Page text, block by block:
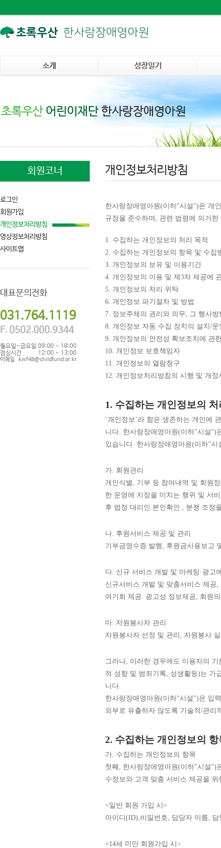
소개 성장일기
회원코너
로그인
회원가입
개인정보처리방침
영상정보처리방침
사이트맵
대표문의전화
031.764.1119
F. 0502.000.9344
월요일~금요일
점심시간
09:00 ~ 18:00
12:00 ~ 13:00
이메일 kwf48@childfund.or.kr
개인정보처리방침
한사랑장애영아원(이하"시설")은 개
규정을 준수하며, 관련 법령에 의거
1. 수집하는 개인정보의 처리 목적
2. 수집하는 개인정보의 항목 및 수집
3. 개인정보의 보유 및 이용기간
4. 개인정보의 이용 및 제3자 제공에
5. 개인정보의 처리 위탁
6. 개인정보 파기절차 및 방법
7. 정보주체의 권리와 의무, 그 행사방
8. 개인정보 자동 수집 장치의 설치/
9. 개인정보의 안전성 확보조치에 관
10. 개인정보 보호책임자
11. 개인정보의 열람청구
12. 개인정보처리방침의 시행 및 개
1. 수집하는 개인정보의
‘개인정보’라 함은 생존하는 개인에
니다. 한사랑장애영아원(이하"시설")
있습니다. 한사랑장애영아원(이하"
가. 회원관리
개인식별, 기부 등 참여내역 및 회원
한 운영에 지장을 미치는 행위 및 서
후 법정 대리인 본인확인 , 분쟁 조정
나. 후원서비스 제공 및 관리
기부금영수증 발행, 후원금사용보고
다. 신규 서비스 개발 및 마케팅·광고
신규서비스 개발 및 맞춤서비스 제공
여기회 제공. 광고성 정보제공, 회원
마. 자원봉사자 관리
자원봉사자 선정 및 관리, 자원봉사
그러나, 이러한 경우에도 이용자의
적 성향 및 범죄기록, 성생활등)는 가
니다.
한사랑장애영아원(이하"시설")은 입
외부로 유츌하자 않도록 기술적/관리
2. 수집하는 개인정보의
가. 수집하는 개인정보의 항목
첫째, 한사랑장애영아원(이하"시설")
수정보와 고객 맞춤 서비스 제공을
<일반 회원 가입 시>
아이디(ID),비밀번호, 담당자 이름,
<14세 미만 회원가입 시>